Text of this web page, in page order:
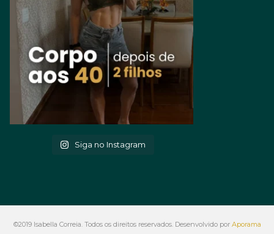
Siga no Instagram
©2019 Isabella Correia. Todos os direitos reservados. Desenvolvido por Aporama